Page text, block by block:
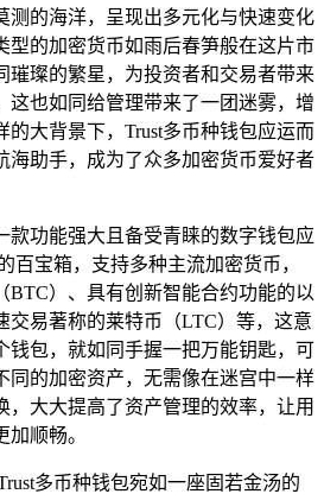
测的海洋，呈现出多元化与快速变化
型的加密货币如雨后春笋般在这片市
璀璨的繁星，为投资者和交易者带来
这也如同给管理带来了一团迷雾，增
的大背景下，Trust多币种钱包应运而
海助手，成为了众多加密货币爱好者
款功能强大且备受青睐的数字钱包应
百宝箱，支持多种主流加密货币，
BTC）、具有创新智能合约功能的以
交易著称的莱特币（LTC）等，这意
钱包，就如同手握一把万能钥匙，可
同的加密资产，无需像在迷宫中一样
，大大提高了资产管理的效率，让用
顺畅。
多币种钱包宛如一座固若金汤的